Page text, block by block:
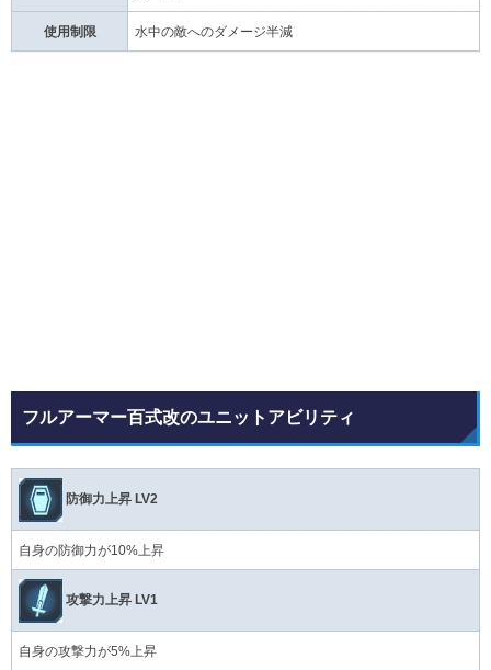
使用制限 水中の敵へのダメージ半減
フルアーマー百式改のユニットアビリティ
防御力上昇 LV2
自身の防御力が10%上昇
攻撃力上昇 LV1
自身の攻撃力が5%上昇